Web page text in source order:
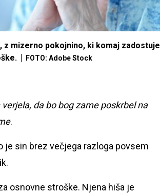
z mizerno pokojnino, ki komaj zadostuje
FOTO: Adobe Stock
da bo bog zame poskrbel na
.
je sin brez večjega razloga povsem
osnovne stroške. Njena hiša je